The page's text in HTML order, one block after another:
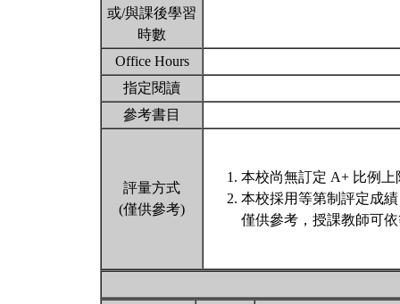
或/與課後學習
時數
Office Hours
指定閱讀
參考書目
評量方式
(僅供參考)
本校尚無訂定 A+ 比例上
本校採用等第制評定成
僅供參考，授課教師可